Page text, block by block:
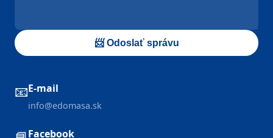
📨 Odoslať správu
📧E-mail
info@edomasa.sk
Facebook